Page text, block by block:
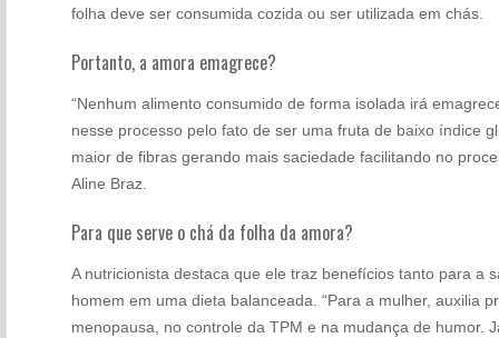
folha deve ser consumida cozida ou ser utilizada em chás.
Portanto, a amora emagrece?
“Nenhum alimento consumido de forma isolada irá
nesse processo pelo fato de ser uma fruta de baixo índice
maior de fibras gerando mais saciedade facilitando no
Aline Braz.
Para que serve o chá da folha da amora?
A nutricionista destaca que ele traz benefícios tanto para a
homem em uma dieta balanceada. “Para a mulher, auxilia
menopausa, no controle da TPM e na mudança de humor.